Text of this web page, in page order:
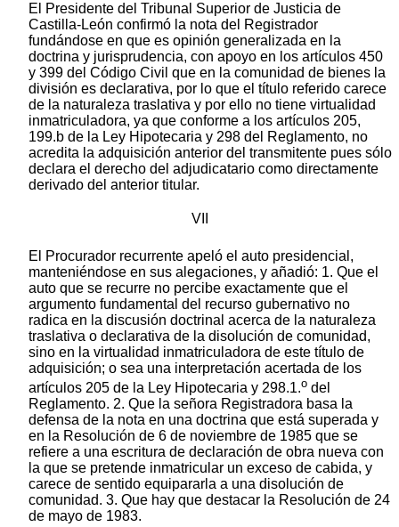
El Presidente del Tribunal Superior de Justicia de
Castilla-León confirmó la nota del Registrador
fundándose en que es opinión generalizada en la
doctrina y jurisprudencia, con apoyo en los artículos 450
y 399 del Código Civil que en la comunidad de bienes la
división es declarativa, por lo que el título referido carece
de la naturaleza traslativa y por ello no tiene virtualidad
inmatriculadora, ya que conforme a los artículos 205,
199.b de la Ley Hipotecaria y 298 del Reglamento, no
acredita la adquisición anterior del transmitente pues sólo
declara el derecho del adjudicatario como directamente
derivado del anterior titular.
VII
El Procurador recurrente apeló el auto presidencial,
manteniéndose en sus alegaciones, y añadió: 1. Que el
auto que se recurre no percibe exactamente que el
argumento fundamental del recurso gubernativo no
radica en la discusión doctrinal acerca de la naturaleza
traslativa o declarativa de la disolución de comunidad,
sino en la virtualidad inmatriculadora de este título de
adquisición; o sea una interpretación acertada de los
artículos 205 de la Ley Hipotecaria y 298.1.o del
Reglamento. 2. Que la señora Registradora basa la
defensa de la nota en una doctrina que está superada y
en la Resolución de 6 de noviembre de 1985 que se
refiere a una escritura de declaración de obra nueva con
la que se pretende inmatricular un exceso de cabida, y
carece de sentido equipararla a una disolución de
comunidad. 3. Que hay que destacar la Resolución de 24
de mayo de 1983.